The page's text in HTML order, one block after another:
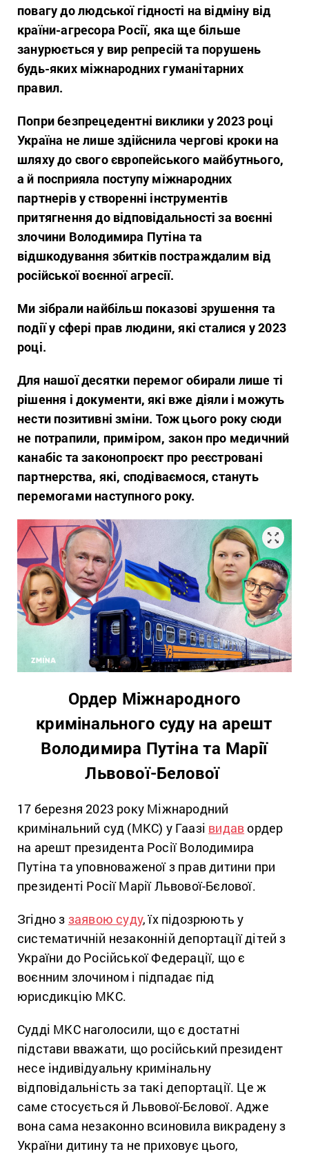
повагу до людської гідності на відміну від
країни-агресора Росії, яка ще більше
занурюється у вир репресій та порушень
будь-яких міжнародних гуманітарних
правил.
Попри безпрецедентні виклики у 2023 році
Україна не лише здійснила чергові кроки на
шляху до свого європейського майбутнього,
а й посприяла поступу міжнародних
партнерів у створенні інструментів
притягнення до відповідальності за воєнні
злочини Володимира Путіна та
відшкодування збитків постраждалим від
російської воєнної агресії.
Ми зібрали найбільш показові зрушення та
події у сфері прав людини, які сталися у 2023
році.
Для нашої десятки перемог обирали лише ті
рішення і документи, які вже діяли і можуть
нести позитивні зміни. Тож цього року сюди
не потрапили, приміром, закон про медичний
канабіс та законопроєкт про реєстровані
партнерства, які, сподіваємося, стануть
перемогами наступного року.
Ордер Міжнародного
кримінального суду на арешт
Володимира Путіна та Марії
Львової-Белової
17 березня 2023 року Міжнародний
кримінальний суд (МКС) у Гаазі видавордер
на арешт президента Росії Володимира
Путіна та уповноваженої з прав дитини при
президенті Росії Марії Львової-Бєлової.
Згідно з заявою суду, їх підозрюють у
систематичній незаконній депортації дітей з
України до Російської Федерації, що є
воєнним злочином і підпадає під
юрисдикцію МКС.
Судді МКС наголосили, що є достатні
підстави вважати, що російський президент
несе індивідуальну кримінальну
відповідальність за такі депортації. Це ж
саме стосується й Львової-Бєлової. Адже
вона сама незаконно всиновила викрадену з
України дитину та не приховує цього,